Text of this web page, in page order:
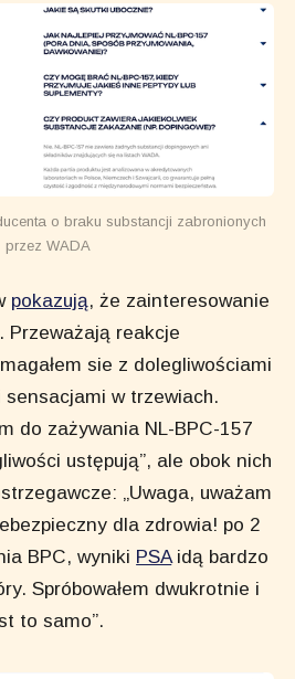
o braku substancji zabronionych
przez WADA
pokazują, że zainteresowanie
Przeważają reakcje
sie z dolegliwościami
w trzewiach.
do zażywania NL-BPC-157
ustępują”, ale obok nich
„Uwaga, uważam
dla zdrowia! po 2
BPC, wyniki PSAidą bardzo
Spróbowałem dwukrotnie i
to samo”.